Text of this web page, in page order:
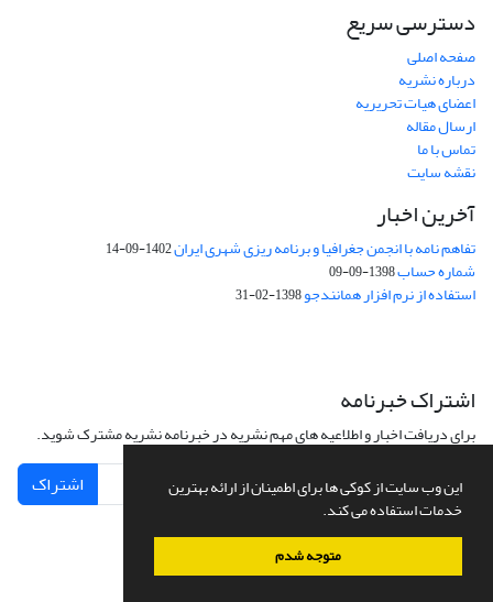
این وب سایت از کوکی ها برای اطمینان از ارائه بهترین
خدمات استفاده می کند.
متوجه شدم
دسترسی سریع
صفحه اصلی
درباره نشریه
اعضای هیات تحریریه
ارسال مقاله
تماس با ما
نقشه سایت
آخرین اخبار
تفاهم نامه با انجمن جغرافیا و برنامه ریزی شهری ایران1402-09-14
شماره حساب1398-09-09
استفاده از نرم افزار همانندجو1398-02-31
اشتراک خبرنامه
برای دریافت اخبار و اطلاعیه های مهم نشریه در خبرنامه نشریه مشترک شوید.
اشتراک
سامانه مدیریت نشریات علمی.طراحی و پیاده سازی ازسیناوب